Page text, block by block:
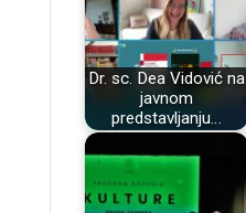
Dr. sc. Dea Vidović na
javnom
predstavljanju…